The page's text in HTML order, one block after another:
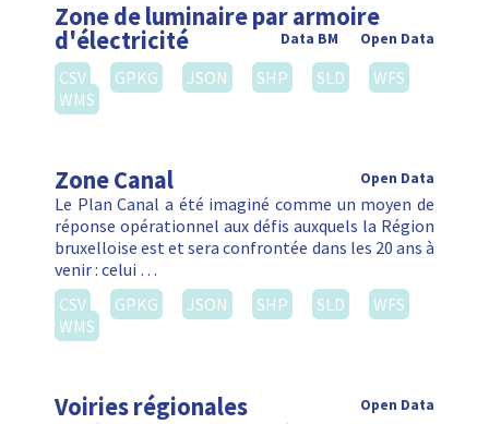
Zone de luminaire par armoire
d'électricité Open Data
Data BM
CSV GPKG JSON SHP SLD
WFS
WMS
Zone Canal Open Data
Le Plan Canal a été imaginé comme un moyen de
réponse opérationnel aux défis auxquels la Région
bruxelloise est et sera confrontée dans les 20 ans à
venir : celui …
CSV
GPKG JSON SHP SLD
WFS
WMS
Voiries régionales
Open Data